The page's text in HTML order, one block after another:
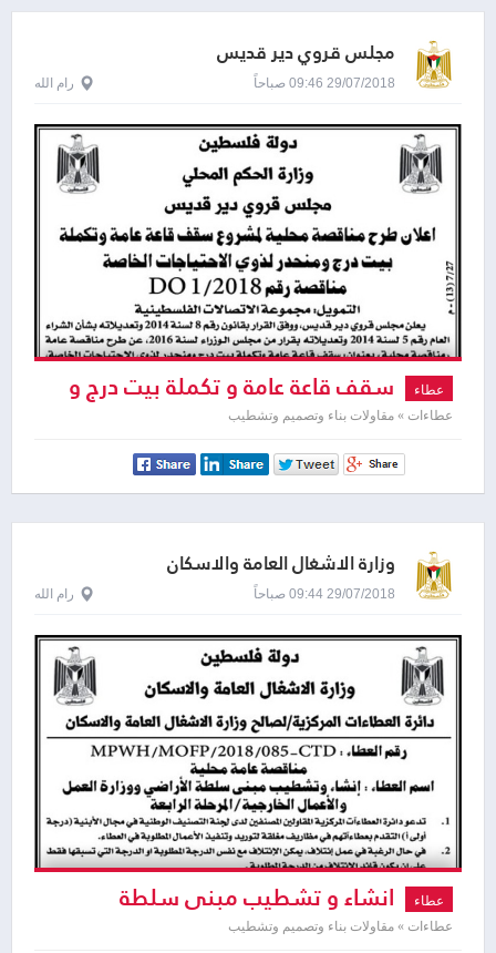
مجلس قروي دير قديس
29/07/2018 09:46 صباحاً رام الله
عطاء سقف قاعة عامة و تكملة بيت درج و
منحدر لذوي الاحتياجات الخاصة
عطاءات » مقاولات بناء وتصميم وتشطيب
وزارة الاشغال العامة والاسكان
29/07/2018 09:44 صباحاً رام الله
عطاء انشاء و تشطيب مبنى سلطة
الاراضي ووزارة العمل و الاعمال الخارجية
عطاءات » مقاولات بناء وتصميم وتشطيب